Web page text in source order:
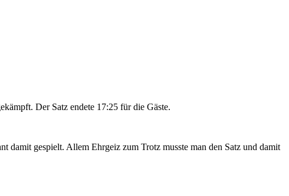
Der Satz endete 17:25 für die Gäste.
damit gespielt. Allem Ehrgeiz zum Trotz musste man den Satz und damit